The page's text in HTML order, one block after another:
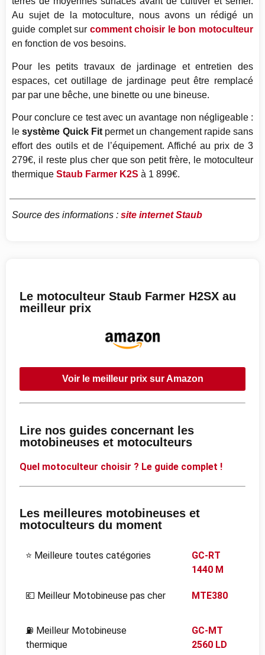
Au sujet de la motoculture, nous avons un rédigé un
guide complet sur comment choisir le bon motoculteur
en fonction de vos besoins.
Pour les petits travaux de jardinage et entretien des
espaces, cet outillage de jardinage peut être remplacé
par par une bêche, une binette ou une bineuse.
Pour conclure ce test avec un avantage non négligeable :
le système Quick Fitpermet un changement rapide sans
effort des outils et de l’équipement. Affiché au prix de 3
279€, il reste plus cher que son petit frère, le motoculteur
thermique Staub Farmer K2S à 1 899€.
Source des informations : site internet Staub
Le motoculteur Staub Farmer H2SX au
meilleur prix
Voir le meilleur prix sur Amazon
Lire nos guides concernant les
motobineuses et motoculteurs
Quel motoculteur choisir ? Le guide complet !
Les meilleures motobineuses et
motoculteurs du moment
⭐ Meilleure toutes catégories
GC-RT
1440 M
💶 Meilleur Motobineuse pas cher MTE380
⛽ Meilleur Motobineuse
thermique
GC-MT
2560 LD